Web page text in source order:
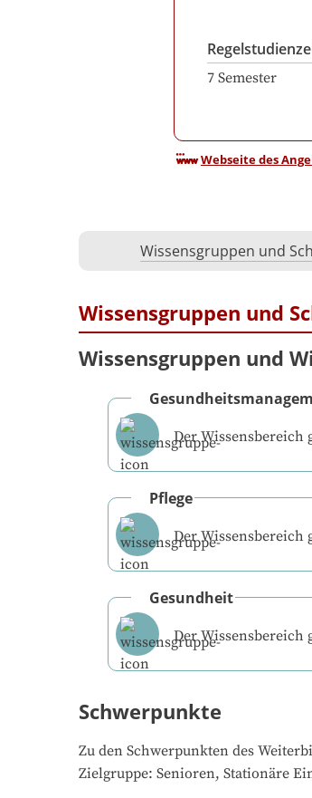
7 Semester
Webseite des
Wissensgruppen und
Wissensgruppen und
Wissensgruppen und
Der Wissensbereich
Pflege
Der Wissensbereich
Gesundheit
Der Wissensbereich
Schwerpunkte
Zu den Schwerpunkten des
Zielgruppe: Senioren, Stationäre